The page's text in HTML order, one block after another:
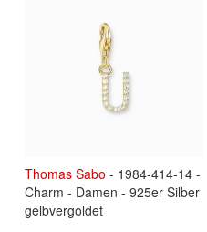
Thomas Sabo - 1984-414-14 -
Charm - Damen - 925er Silber
gelbvergoldet